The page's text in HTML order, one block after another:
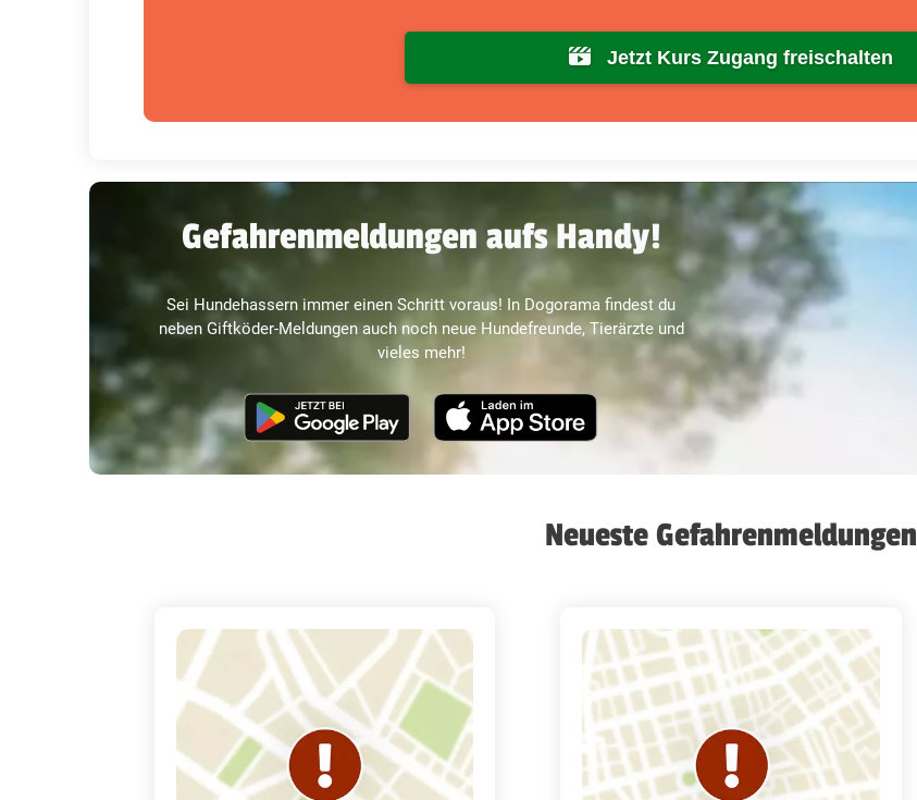
Jetzt Kurs Zugang freischalten
Gefahrenmeldungen aufs Handy!
Sei Hundehassern immer einen Schritt voraus! In Dogorama findest du
neben Giftköder-Meldungen auch noch neue Hundefreunde, Tierärzte und
vieles mehr!
Neueste Gefahrenmeldungen